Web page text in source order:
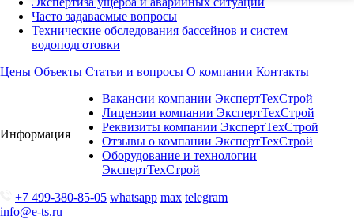
Часто задаваемые вопросы
Технические обследования бассейнов и систем
водоподготовки
Цены Объекты Статьи и вопросы О компании Контакты
Информация
Вакансии компании ЭкспертТехСтрой
Лицензии компании ЭкспертТехСтрой
Реквизиты компании ЭкспертТехСтрой
Отзывы о компании ЭкспертТехСтрой
Оборудование и технологии
ЭкспертТехСтрой
+7 499-380-85-05 whatsapp max telegram
info@e-ts.ru